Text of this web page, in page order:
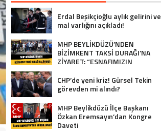
Erdal Beşikçioğlu aylık gelirini ve
mal varlığını açıkladı!
MHP BEYLİKDÜZÜ’NDEN
BİZİMKENT TAKSİ DURAĞI’NA
ZİYARET: “ESNAFIMIZIN
CHP’de yeni kriz! Gürsel Tekin
görevden mi alındı?
MHP Beylikdüzü İlçe Başkanı
Özkan Eremsayın’dan Kongre
Daveti